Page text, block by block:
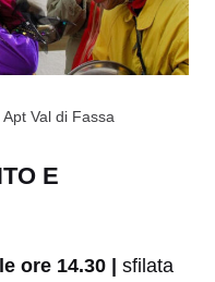
Val di Fassa
E
ore 14.30 | sfilata